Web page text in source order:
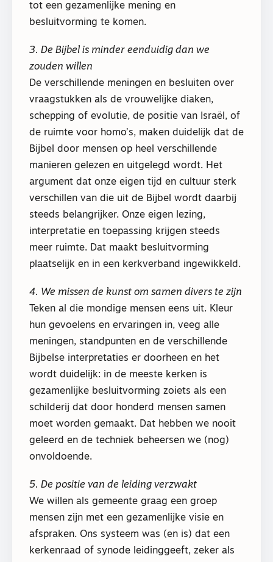
tot een gezamenlijke mening en
besluitvorming te komen.
3. De Bijbel is minder eenduidig dan we
zouden willen
De verschillende meningen en besluiten over
vraagstukken als de vrouwelijke diaken,
schepping of evolutie, de positie van Israël, of
de ruimte voor homo’s, maken duidelijk dat de
Bijbel door mensen op heel verschillende
manieren gelezen en uitgelegd wordt. Het
argument dat onze eigen tijd en cultuur sterk
verschillen van die uit de Bijbel wordt daarbij
steeds belangrijker. Onze eigen lezing,
interpretatie en toepassing krijgen steeds
meer ruimte. Dat maakt besluitvorming
plaatselijk en in een kerkverband ingewikkeld.
4. We missen de kunst om samen divers te zijn
Teken al die mondige mensen eens uit. Kleur
hun gevoelens en ervaringen in, veeg alle
meningen, standpunten en de verschillende
Bijbelse interpretaties er doorheen en het
wordt duidelijk: in de meeste kerken is
gezamenlijke besluitvorming zoiets als een
schilderij dat door honderd mensen samen
moet worden gemaakt. Dat hebben we nooit
geleerd en de techniek beheersen we (nog)
onvoldoende.
5. De positie van de leiding verzwakt
We willen als gemeente graag een groep
mensen zijn met een gezamenlijke visie en
afspraken. Ons systeem was (en is) dat een
kerkenraad of synode leidinggeeft, zeker als